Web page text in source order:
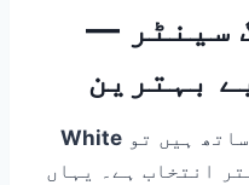
سینٹر —
بہترین
ہیں تو White
انتخاب ہے۔ یہاں